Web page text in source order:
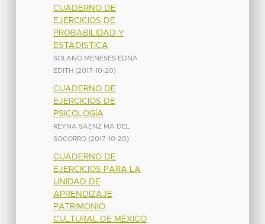
CUADERNO DE
EJERCICIOS DE
PROBABILIDAD Y
ESTADISTICA
SOLANO MENESES EDNA
EDITH (2017-10-20)
CUADERNO DE
EJERCICIOS DE
PSICOLOGÍA
REYNA SAENZ MA DEL
SOCORRO (2017-10-20)
CUADERNO DE
EJERCICIOS PARA LA
UNIDAD DE
APRENDIZAJE
PATRIMONIO
CULTURAL DE MÉXICO